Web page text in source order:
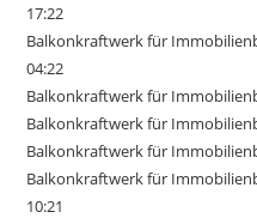
17:22
Balkonkraftwerk für
04:22
Balkonkraftwerk für
Balkonkraftwerk für
Balkonkraftwerk für
Balkonkraftwerk für
10:21